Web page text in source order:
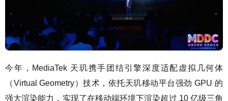
今年，MediaTek 天玑携手团结引擎深度适配虚拟几何体
（Virtual Geometry）技术，依托天玑移动平台强劲 GPU 的
强大渲染能力，实现了在移动端环境下渲染超过 10 亿级三角